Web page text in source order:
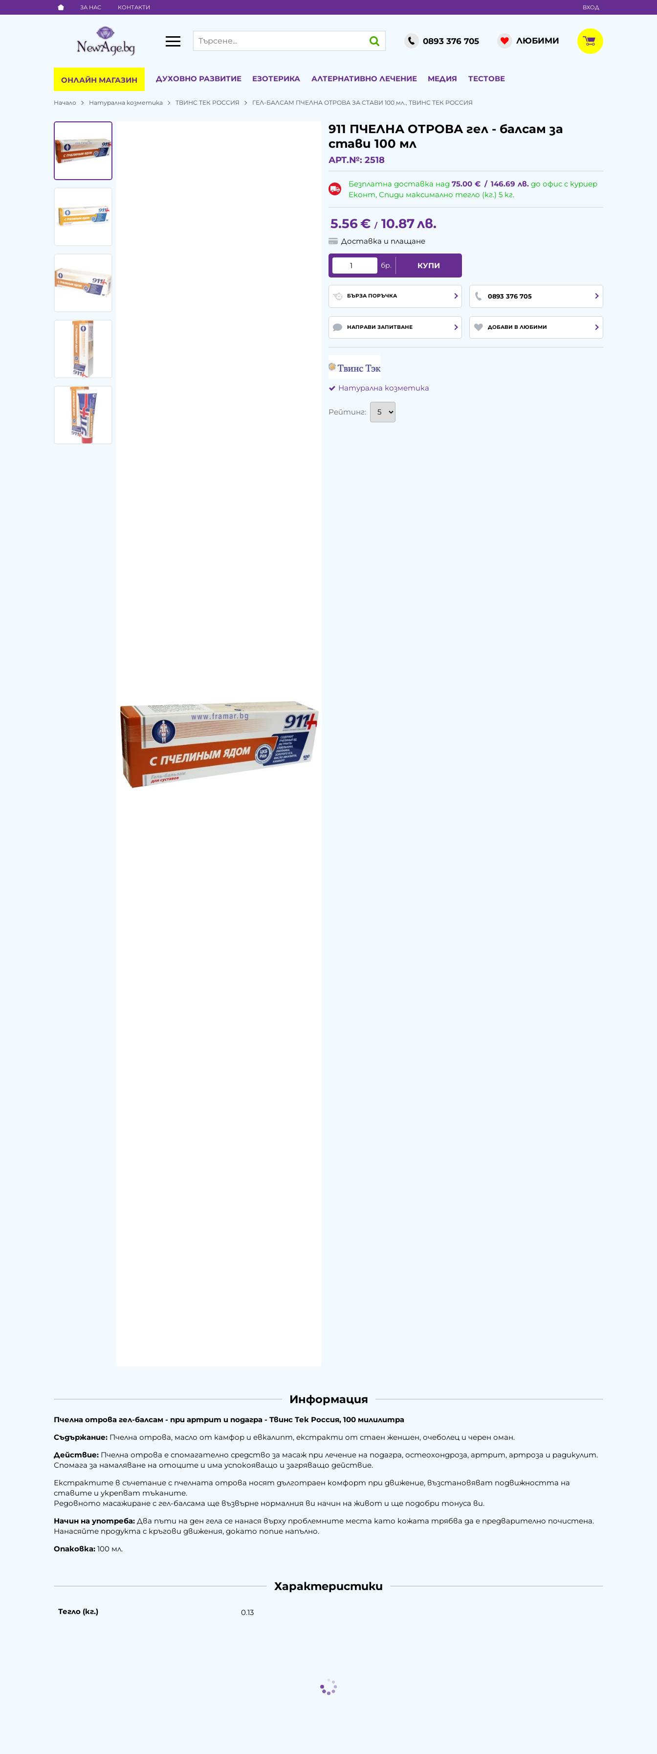
ЗА НАС КОНТАКТИ ВХОД
0893 376 705 ЛЮБИМИ
ОНЛАЙН МАГАЗИН ДУХОВНО РАЗВИТИЕ ЕЗОТЕРИКА АЛТЕРНАТИВНО ЛЕЧЕНИЕ МЕДИЯ ТЕСТОВЕ
Начало Натурална козметика ТВИНС ТЕК РОССИЯ ГЕЛ-БАЛСАМ ПЧЕЛНА ОТРОВА ЗА СТАВИ 100 мл., ТВИНС ТЕК РОССИЯ
911 ПЧЕЛНА ОТРОВА гел - балсам за
стави 100 мл
АРТ.№: 2518
Безплатна доставка над75.00 € / 146.69 лв. до офис с куриер
Еконт, Спиди максимално тегло (кг.) 5 кг.
5.56€ / 10.87лв.
Доставка и плащане
бр. КУПИ
БЪРЗА ПОРЪЧКА 0893 376 705
НАПРАВИ ЗАПИТВАНЕ ДОБАВИ В ЛЮБИМИ
Натурална козметика
Рейтинг:
Информация
Пчелна отрова гел-балсам - при артрит и подагра - Твинс Тек Россия, 100 милилитра
Съдържание: Пчелна отрова, масло от камфор и евкалипт, екстракти от стаен женшен, очеболец и черен оман.
Действие: Пчелна отрова е спомагателно средство за масаж при лечение на подагра, остеохондроза, артрит, артроза и радикулит.
Спомага за намаляване на отоците и има успокояващо и загряващо действие.
Екстрактите в съчетание с пчелната отрова носят дълготраен комфорт при движение, възстановяват подвижността на
ставите и укрепват тъканите.
Редовното масажиране с гел-балсама ще възвърне нормалния ви начин на живот и ще подобри тонуса ви.
Начин на употреба: Два пъти на ден гела се нанася върху проблемните места като кожата трябва да е предварително почистена.
Нанасяйте продукта с кръгови движения, докато попие напълно.
Опаковка: 100 мл.
Характеристики
Тегло (кг.) 0.13